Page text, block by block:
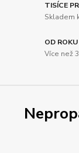
TISÍCE
Skladem
OD
Více než